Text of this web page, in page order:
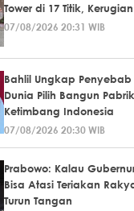
Tower di 17 Titik,
07/08/2026 20:31 WIB
Bahlil Ungkap
Dunia Pilih Bangun
Ketimbang Indonesia
07/08/2026 20:30 WIB
Prabowo: Kalau
Bisa Atasi Teriakan
Turun Tangan